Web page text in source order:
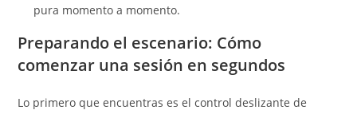
pura momento a momento.
Preparando el escenario: Cómo
comenzar una sesión en segundos
Lo primero que encuentras es el control deslizante de